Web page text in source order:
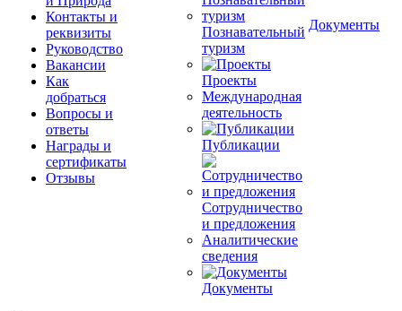
Контакты и
реквизиты
Руководство
Вакансии
Как
добраться
Вопросы и
ответы
Награды и
сертификаты
Отзывы
Познавательный
туризм
Проекты
Международная
деятельность
Публикации
Сотрудничество
и предложения
Аналитические
сведения
Документы
Документы